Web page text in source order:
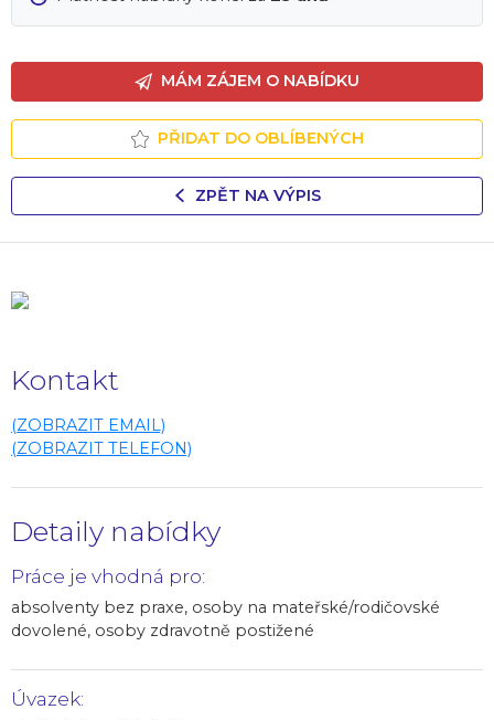
MÁM ZÁJEM O NABÍDKU
PŘIDAT DO OBLÍBENÝCH
ZPĚT NA VÝPIS
Kontakt
(ZOBRAZIT EMAIL)
(ZOBRAZIT TELEFON)
Detaily nabídky
Práce je vhodná pro:
absolventy bez praxe, osoby na mateřské/rodičovské
dovolené, osoby zdravotně postižené
Úvazek: